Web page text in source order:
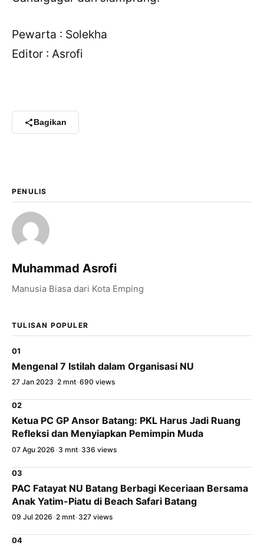
Pewarta : Solekha
Editor : Asrofi
Bagikan
PENULIS
Muhammad Asrofi
Manusia Biasa dari Kota Emping
TULISAN POPULER
01
Mengenal 7 Istilah dalam Organisasi NU
27 Jan 2023 •2 mnt•690 views
02
Ketua PC GP Ansor Batang: PKL Harus Jadi Ruang
Refleksi dan Menyiapkan Pemimpin Muda
07 Agu 2026 •3 mnt•336 views
03
PAC Fatayat NU Batang Berbagi Keceriaan Bersama
Anak Yatim-Piatu di Beach Safari Batang
09 Jul 2026 •2 mnt•327 views
04
Bagikan Tulisan Ini
Facebook
LinkedIn
Salin Tautan Artikel